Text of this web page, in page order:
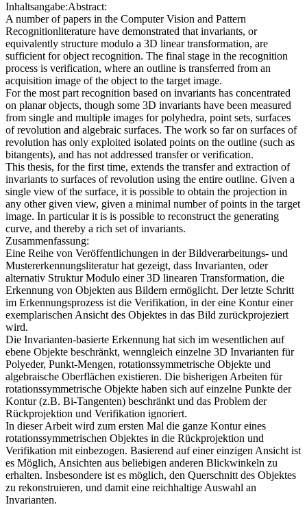
Inhaltsangabe:Abstract:
A number of papers in the Computer Vision and Pattern
Recognitionliterature have demonstrated that invariants, or
equivalently structure modulo a 3D linear transformation, are
sufficient for object recognition. The final stage in the recognition
process is verification, where an outline is transferred from an
acquisition image of the object to the target image.
For the most part recognition based on invariants has concentrated
on planar objects, though some 3D invariants have been measured
from single and multiple images for polyhedra, point sets, surfaces
of revolution and algebraic surfaces. The work so far on surfaces of
revolution has only exploited isolated points on the outline (such as
bitangents), and has not addressed transfer or verification.
This thesis, for the first time, extends the transfer and extraction of
invariants to surfaces of revolution using the entire outline. Given a
single view of the surface, it is possible to obtain the projection in
any other given view, given a minimal number of points in the target
image. In particular it is is possible to reconstruct the generating
curve, and thereby a rich set of invariants.
Zusammenfassung:
Eine Reihe von Veröffentlichungen in der Bildverarbeitungs- und
Mustererkennungsliteratur hat gezeigt, dass Invarianten, oder
alternativ Struktur Modulo einer 3D linearen Transformation, die
Erkennung von Objekten aus Bildern ermöglicht. Der letzte Schritt
im Erkennungsprozess ist die Verifikation, in der eine Kontur einer
exemplarischen Ansicht des Objektes in das Bild zurückprojeziert
wird.
Die Invarianten-basierte Erkennung hat sich im wesentlichen auf
ebene Objekte beschränkt, wenngleich einzelne 3D Invarianten für
Polyeder, Punkt-Mengen, rotationssymmetrische Objekte und
algebraische Oberflächen existieren. Die bisherigen Arbeiten für
rotationssymmetrische Objekte haben sich auf einzelne Punkte der
Kontur (z.B. Bi-Tangenten) beschränkt und das Problem der
Rückprojektion und Verifikation ignoriert.
In dieser Arbeit wird zum ersten Mal die ganze Kontur eines
rotationssymmetrischen Objektes in die Rückprojektion und
Verifikation mit einbezogen. Basierend auf einer einzigen Ansicht ist
es Möglich, Ansichten aus beliebigen anderen Blickwinkeln zu
erhalten. Insbesondere ist es möglich, den Querschnitt des Objektes
zu rekonstruieren, und damit eine reichhaltige Auswahl an
Invarianten.